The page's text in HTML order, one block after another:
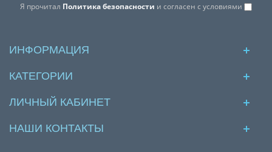
Я прочитал Политика безопасности и согласен с условиями
ИНФОРМАЦИЯ
КАТЕГОРИИ
ЛИЧНЫЙ КАБИНЕТ
НАШИ КОНТАКТЫ